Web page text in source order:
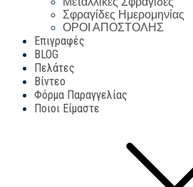
Σφραγίδες Ημερομηνίας
ΟΡΟΙ ΑΠΟΣΤΟΛΗΣ
Επιγραφές
BLOG
Πελάτες
Βίντεο
Φόρμα Παραγγελίας
Ποιοι Είμαστε